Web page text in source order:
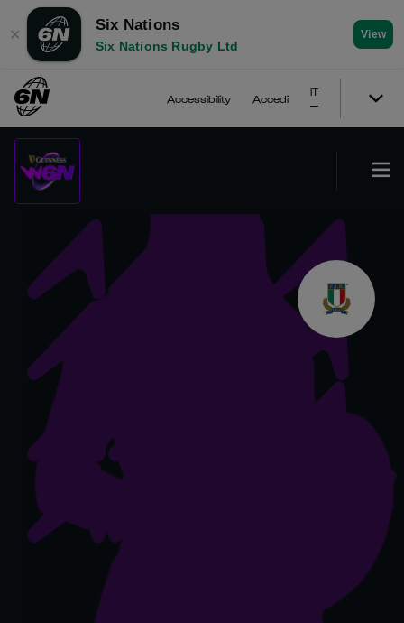
✕
Six Nations
Six Nations Rugby Ltd
View
Accessibility Accedi
IT